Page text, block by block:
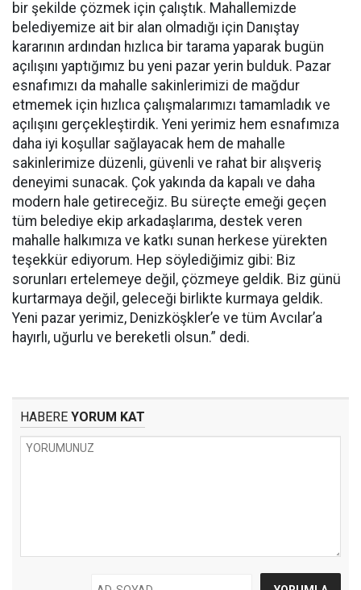
bir şekilde çözmek için çalıştık. Mahallemizde
belediyemize ait bir alan olmadığı için Danıştay
kararının ardından hızlıca bir tarama yaparak bugün
açılışını yaptığımız bu yeni pazar yerin bulduk. Pazar
esnafımızı da mahalle sakinlerimizi de mağdur
etmemek için hızlıca çalışmalarımızı tamamladık ve
açılışını gerçekleştirdik. Yeni yerimiz hem esnafımıza
daha iyi koşullar sağlayacak hem de mahalle
sakinlerimize düzenli, güvenli ve rahat bir alışveriş
deneyimi sunacak. Çok yakında da kapalı ve daha
modern hale getireceğiz. Bu süreçte emeği geçen
tüm belediye ekip arkadaşlarıma, destek veren
mahalle halkımıza ve katkı sunan herkese yürekten
teşekkür ediyorum. Hep söylediğimiz gibi: Biz
sorunları ertelemeye değil, çözmeye geldik. Biz günü
kurtarmaya değil, geleceği birlikte kurmaya geldik.
Yeni pazar yerimiz, Denizköşkler’e ve tüm Avcılar’a
hayırlı, uğurlu ve bereketli olsun.” dedi.
HABERE YORUM KAT